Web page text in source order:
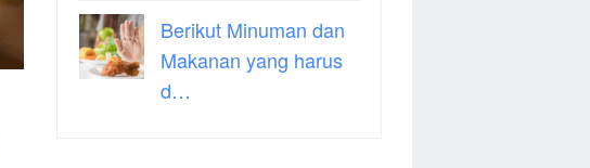
Berikut Minuman dan
Makanan yang harus
d…